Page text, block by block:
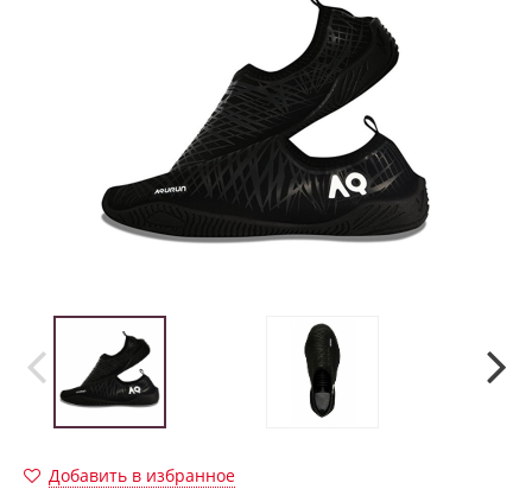
Добавить в избранное